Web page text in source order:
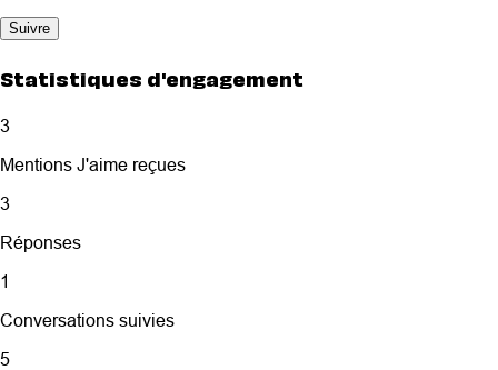
Suivre
Statistiques d'engagement
3
Mentions J'aime reçues
3
Réponses
1
Conversations suivies
5